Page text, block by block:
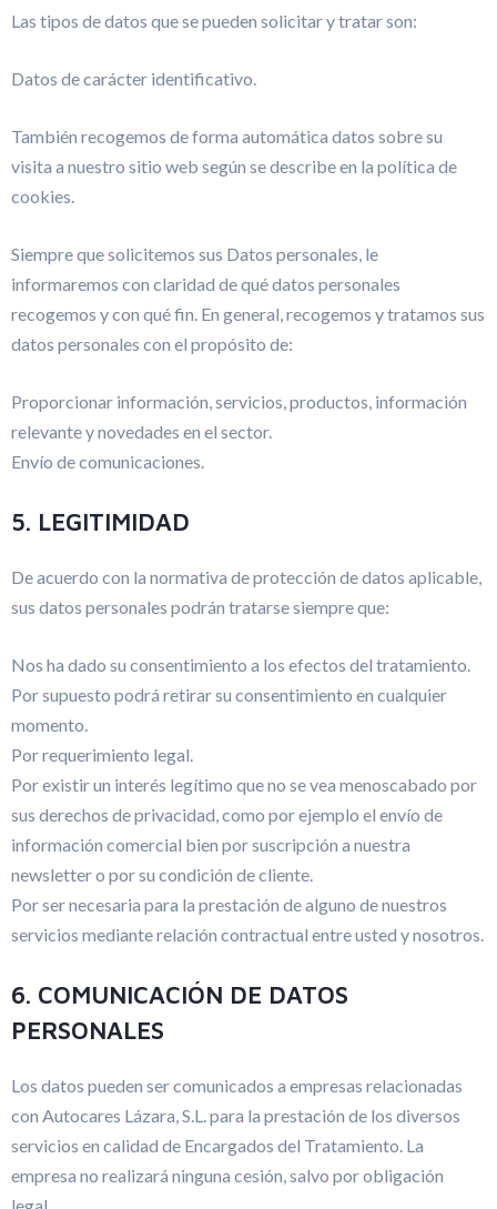
Las tipos de datos que se pueden solicitar y tratar son:
Datos de carácter identificativo.
También recogemos de forma automática datos sobre su
visita a nuestro sitio web según se describe en la política de
cookies.
Siempre que solicitemos sus Datos personales, le
informaremos con claridad de qué datos personales
recogemos y con qué fin. En general, recogemos y tratamos sus
datos personales con el propósito de:
Proporcionar información, servicios, productos, información
relevante y novedades en el sector.
Envío de comunicaciones.
5. LEGITIMIDAD
De acuerdo con la normativa de protección de datos aplicable,
sus datos personales podrán tratarse siempre que:
Nos ha dado su consentimiento a los efectos del tratamiento.
Por supuesto podrá retirar su consentimiento en cualquier
momento.
Por requerimiento legal.
Por existir un interés legítimo que no se vea menoscabado por
sus derechos de privacidad, como por ejemplo el envío de
información comercial bien por suscripción a nuestra
newsletter o por su condición de cliente.
Por ser necesaria para la prestación de alguno de nuestros
servicios mediante relación contractual entre usted y nosotros.
6. COMUNICACIÓN DE DATOS
PERSONALES
Los datos pueden ser comunicados a empresas relacionadas
con Autocares Lázara, S.L. para la prestación de los diversos
servicios en calidad de Encargados del Tratamiento. La
empresa no realizará ninguna cesión, salvo por obligación